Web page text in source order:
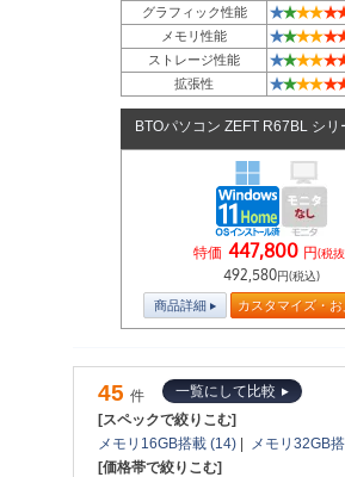
グラフィック性能 ★★★★★
メモリ性能 ★★★★★
ストレージ性能 ★★★★★
拡張性 ★★★★★
BTOパソコン ZEFT R67BL シリ
特価 447,800 円(税
492,580円(税込)
商品詳細 カスタマイズ・
45 件
一覧にして比較
[スペックで絞りこむ]
メモリ16GB搭載 (14) |
メモリ32GB
[価格帯で絞りこむ]